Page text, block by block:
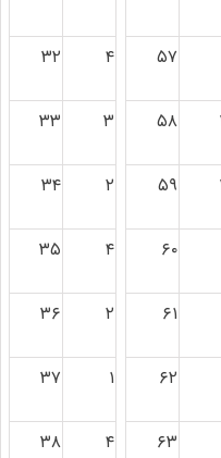
۵۷ ۴ ۳۲
۵۸ ۳ ۳۳
۵۹ ۲ ۳۴
۶۰ ۴ ۳۵
۶۱ ۲ ۳۶
۶۲ ۱ ۳۷
۶۳ ۴ ۳۸